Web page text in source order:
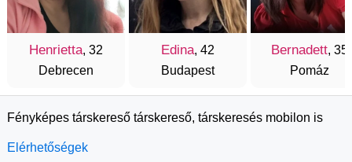
Henrietta, 32
Debrecen
Edina, 42
Budapest
Bernadett, 35
Pomáz
Fényképes társkereső társkereső, társkeresés mobilon is
Elérhetőségek